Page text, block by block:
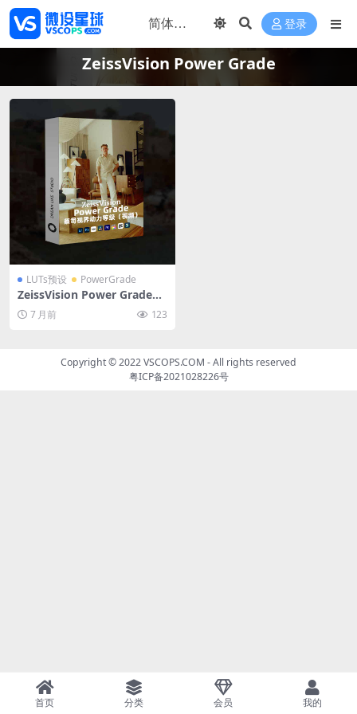
登录
ZeissVision Power Grade
LUTs预设 PowerGrade
ZeissVision Power Grade达
芬奇电影级调色节点 蔡司镜头
美学肤色保护兼容多品牌摄影
7 月前 123
Copyright © 2022VSCOPS.COM - All rights reserved
粤ICP备2021028226号
首页 分类 会员 我的